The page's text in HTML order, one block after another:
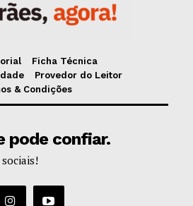
Ficha Técnica
Provedor do Leitor
& Condições
pode confiar.